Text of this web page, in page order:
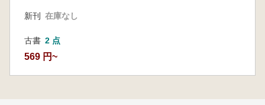
新刊 在庫なし
古書 2 点
569 円~